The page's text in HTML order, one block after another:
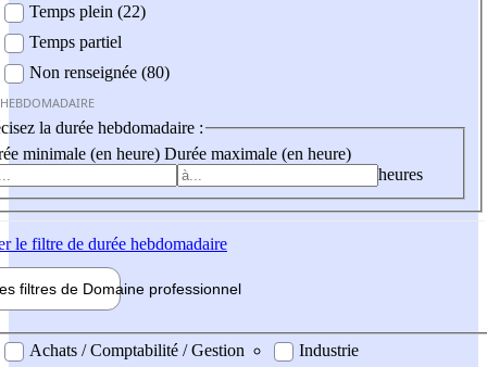
Temps plein (22)
Temps partiel
Non renseignée (80)
la durée hebdomadaire :
minimale (en heure) Durée maximale (en heure)
heures
le filtre de durée hebdomadaire
filtres de Domaine professionnel
professionel
Achats / Comptabilité / Gestion
Industrie